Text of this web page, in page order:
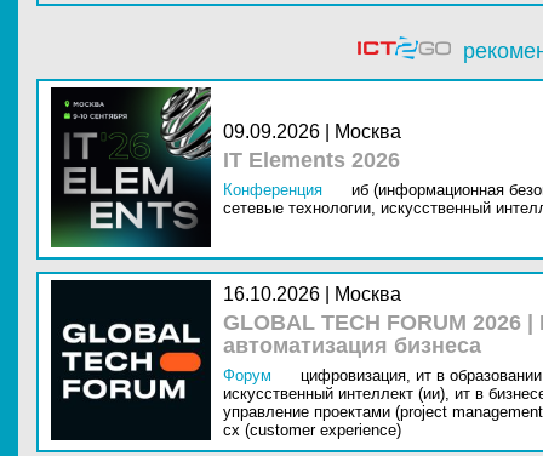
09.09.2026 | Москва
IT Elements 2026
Конференция
иб (информационная
сетевые технологии, искусственный
16.10.2026 | Москва
GLOBAL TECH FORUM
автоматизация бизнеса
Форум цифровизация, ит в
искусственный интеллект (ии), ит в
управление проектами (project
cx (customer experience)